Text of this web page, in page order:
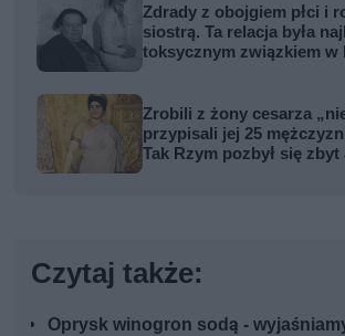
Zdrady z obojgiem płci i
siostrą. Ta relacja była
toksycznym związkiem
Zrobili z żony cesarza
przypisali jej 25
Tak Rzym pozbył się
Czytaj także:
Oprysk winogron sodą -